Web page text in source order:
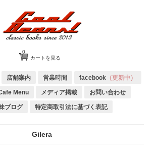
カートを見る
0
店舗案内 営業時間 facebook（更新中）
Menu メディア掲載 お問い合わせ
ブログ 特定商取引法に基づく表記
Gilera